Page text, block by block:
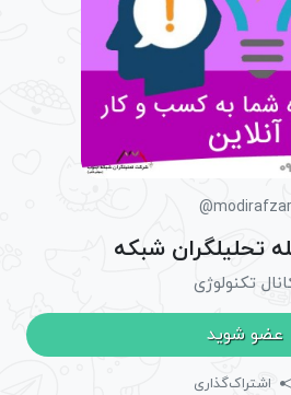
@modirafzar
تحلیلگران شبکه
تکنولوژی
عضو شوید
اشتراک‌گذاری